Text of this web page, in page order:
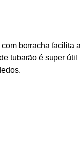
borracha facilita
tubarão é super útil